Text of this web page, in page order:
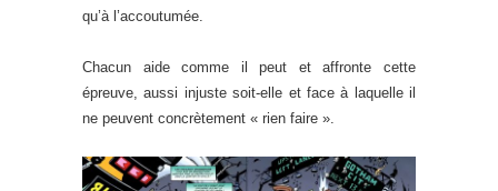
qu’à l’accoutumée.
Chacun aide comme il peut et affronte cette
épreuve, aussi injuste soit-elle et face à laquelle il
ne peuvent concrètement « rien faire ».